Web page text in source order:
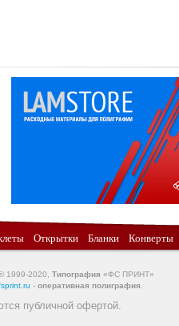
Открытки Бланки Конверты
1999-2020, Типография «ФС ПРИНТ»
- оперативная полиграфия
публичной офертой.